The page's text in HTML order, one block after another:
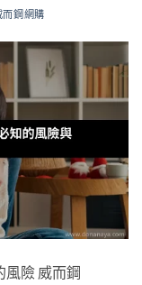
而鋼網購
險 威而鋼